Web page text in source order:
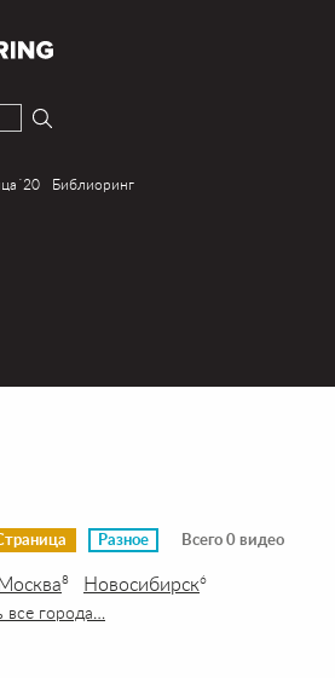
Искать на сайте
Библиоринг
Разное Всего 0 видео
8 Новосибирск6
все города…